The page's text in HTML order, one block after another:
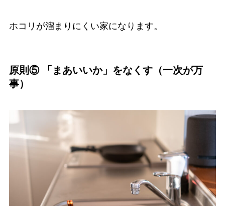
ホコリが溜まりにくい家になります。
原則⑤ 「まあいいか」をなくす（一次が万
事）